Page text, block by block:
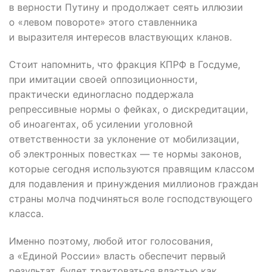
в верности Путину и продолжает сеять иллюзии
о «левом повороте» этого ставленника
и выразителя интересов властвующих кланов.
Стоит напомнить, что фракция КПРФ в Госдуме,
при имитации своей оппозиционности,
практически единогласно поддержала
репрессивные нормы о фейках, о дискредитации,
об иноагентах, об усилении уголовной
ответственности за уклонение от мобилизации,
об электронных повестках — те нормы законов,
которые сегодня используются правящим классом
для подавления и принуждения миллионов граждан
страны молча подчиняться воле господствующего
класса.
Именно поэтому, любой итог голосования,
а «Единой России» власть обеспечит первый